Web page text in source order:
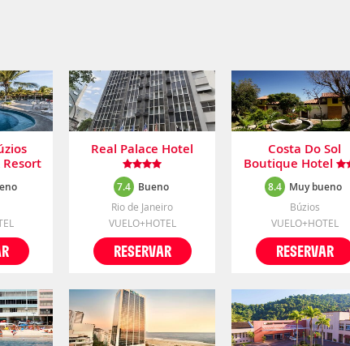
Real Palace Hotel
7.4 Bueno
Rio de Janeiro
VUELO+HOTEL
RESERVAR
Costa Do Sol
Boutique Hotel
8.4 Muy bueno
Búzios
VUELO+HOTEL
RESERVAR